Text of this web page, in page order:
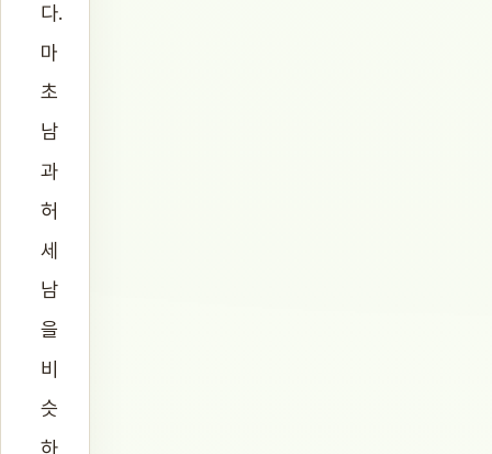
다.
마
초
남
과
허
세
남
을
비
슷
하